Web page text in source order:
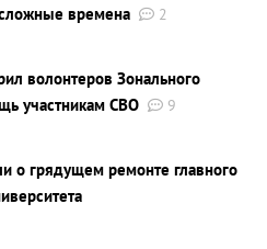
сложные времена
2
волонтеров Зонального
участникам СВО
9
о грядущем ремонте главного